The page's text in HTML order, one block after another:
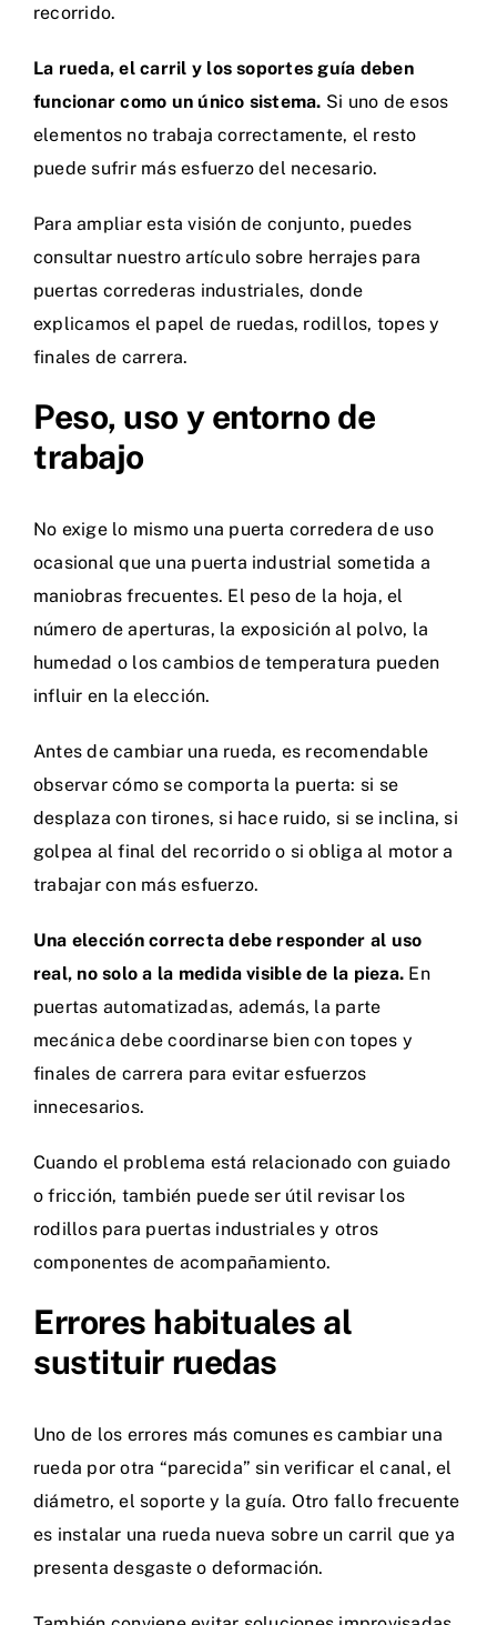
recorrido.
La rueda, el carril y los soportes guía deben
funcionar como un único sistema. Si uno de esos
elementos no trabaja correctamente, el resto
puede sufrir más esfuerzo del necesario.
Para ampliar esta visión de conjunto, puedes
consultar nuestro artículo sobre herrajes para
puertas correderas industriales, donde
explicamos el papel de ruedas, rodillos, topes y
finales de carrera.
Peso, uso y entorno de
trabajo
No exige lo mismo una puerta corredera de uso
ocasional que una puerta industrial sometida a
maniobras frecuentes. El peso de la hoja, el
número de aperturas, la exposición al polvo, la
humedad o los cambios de temperatura pueden
influir en la elección.
Antes de cambiar una rueda, es recomendable
observar cómo se comporta la puerta: si se
desplaza con tirones, si hace ruido, si se inclina, si
golpea al final del recorrido o si obliga al motor a
trabajar con más esfuerzo.
Una elección correcta debe responder al uso
real, no solo a la medida visible de la pieza. En
puertas automatizadas, además, la parte
mecánica debe coordinarse bien con topes y
finales de carrera para evitar esfuerzos
innecesarios.
Cuando el problema está relacionado con guiado
o fricción, también puede ser útil revisar los
rodillos para puertas industriales y otros
componentes de acompañamiento.
Errores habituales al
sustituir ruedas
Uno de los errores más comunes es cambiar una
rueda por otra “parecida” sin verificar el canal, el
diámetro, el soporte y la guía. Otro fallo frecuente
es instalar una rueda nueva sobre un carril que ya
presenta desgaste o deformación.